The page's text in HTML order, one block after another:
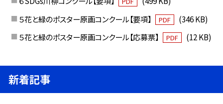
５花と緑のポスター原画コンクール【要項】
PDF
(346 KB)
５花と緑のポスター原画コンクール【応募票】
PDF (12 KB)
新着記事